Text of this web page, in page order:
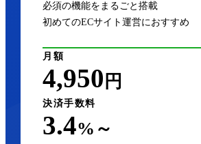
必須の機能をまるごと搭載
初めてのECサイト運営におすすめ
月額
4,950 円
決済手数料
3.4%～